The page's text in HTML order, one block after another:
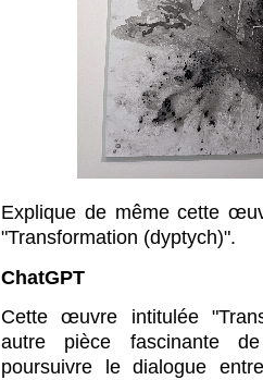
Explique de même cette
"Transformation (dyptych)".
ChatGPT
Cette œuvre intitulée
autre pièce fascinante
poursuivre le dialogue